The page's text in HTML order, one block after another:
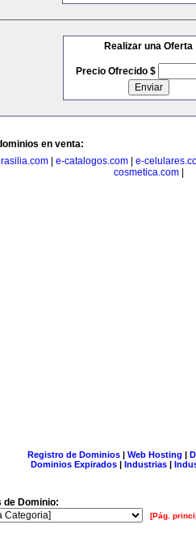
Realizar una Oferta
Precio Ofrecido $
en venta:
e-catalogos.com
e-
cosmetica.com|
Registro de Dominios| Web Hosting |
Dominios Expirados | Industrias |
de Dominio:
[Pág.